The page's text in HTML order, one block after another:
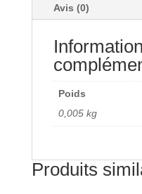
ZORRO
WASHER
Avis (0)
Poids
0,005 kg
Produits